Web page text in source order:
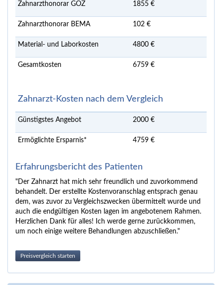
Zahnarzthonorar GOZ 1855 €
Zahnarzthonorar BEMA 102 €
Material- und Laborkosten 4800 €
Gesamtkosten 6759 €
Zahnarzt-Kosten nach dem Vergleich
Günstigstes Angebot 2000 €
Ermöglichte Ersparnis* 4759 €
Erfahrungsbericht des Patienten
"Der Zahnarzt hat mich sehr freundlich und zuvorkommend
behandelt. Der erstellte Kostenvoranschlag entsprach genau
dem, was zuvor zu Vergleichszwecken übermittelt wurde und
auch die endgültigen Kosten lagen im angebotenem Rahmen.
Herzlichen Dank für alles! Ich werde gerne zurückkommen,
um noch einige weitere Behandlungen abzuschließen."
Preisvergleich starten